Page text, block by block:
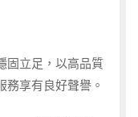
固立足，以高品質
務享有良好聲譽。